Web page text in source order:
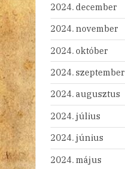
2024. december
2024. november
2024. október
2024. szeptember
2024. augusztus
2024. július
2024. június
2024. május